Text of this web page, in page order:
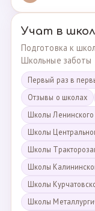
Учат в
Подготовка к
Школьные заботы
Первый раз в
Отзывы о школах
Школы
Школы
Школы
Школы
Школы
Школы